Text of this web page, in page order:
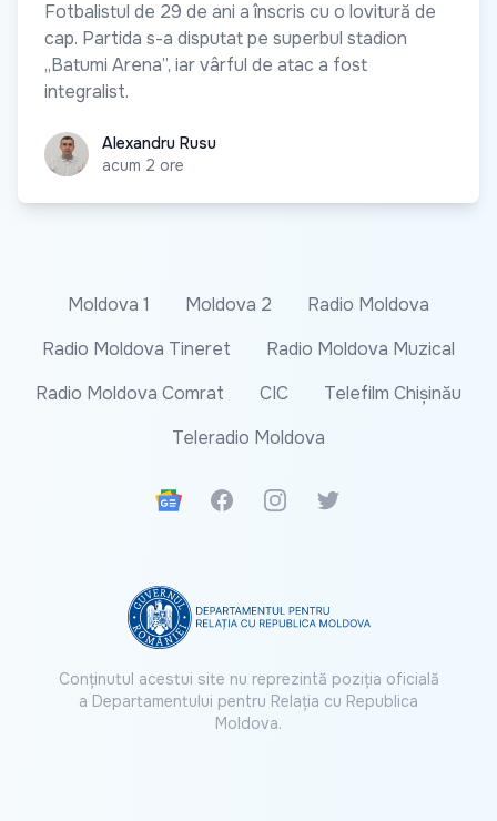
Fotbalistul de 29 de ani a înscris cu o lovitură de
cap. Partida s-a disputat pe superbul stadion
„Batumi Arena”, iar vârful de atac a fost
integralist.
Alexandru Rusu
Alexandru Rusu
acum 2 ore
Moldova 1 Moldova 2
Radio Moldova
Radio Moldova Tineret
Radio Moldova Muzical
Radio Moldova Comrat
CIC
Telefilm Chișinău
Teleradio Moldova
Google News
FacebookInstagramTwitter
Conținutul acestui site nu reprezintă poziția oficială
a Departamentului pentru Relația cu Republica
Moldova.